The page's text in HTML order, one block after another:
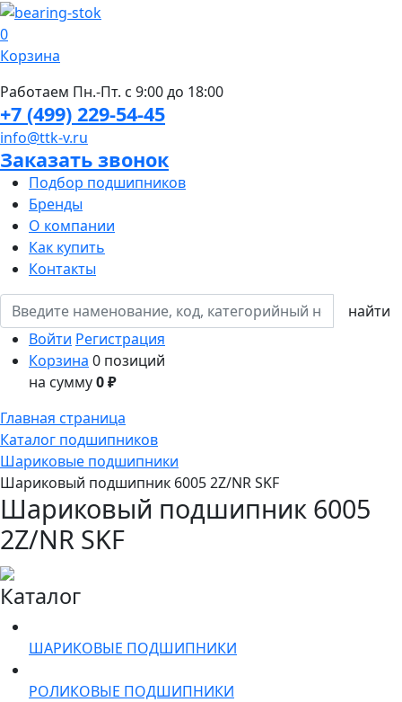
0
Корзина
Работаем Пн.-Пт. с 9:00 до 18:00
+7 (499) 229-54-45
info@ttk-v.ru
Заказать звонок
Подбор подшипников
Бренды
О компании
Как купить
Контакты
Войти Регистрация
Корзина 0 позиций
на сумму0 ₽
Главная страница
Каталог подшипников
Шариковые подшипники
Шариковый подшипник 6005 2Z/NR SKF
Шариковый подшипник 6005
2Z/NR SKF
Каталог
ШАРИКОВЫЕ ПОДШИПНИКИ
РОЛИКОВЫЕ ПОДШИПНИКИ